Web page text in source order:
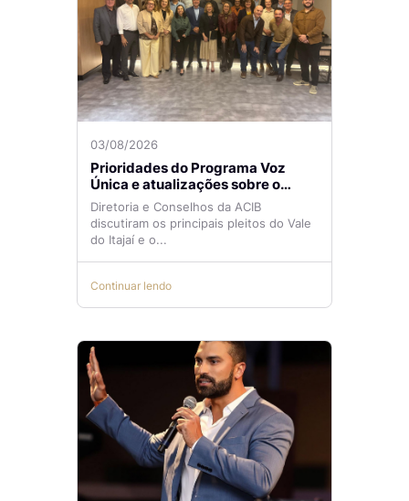
03/08/2026
Prioridades do Programa Voz
Única e atualizações sobre o
Aeroporto de Navegantes são
temas de reunião na ACIB
Diretoria e Conselhos da ACIB
discutiram os principais pleitos do Vale
do Itajaí e o...
Continuar lendo